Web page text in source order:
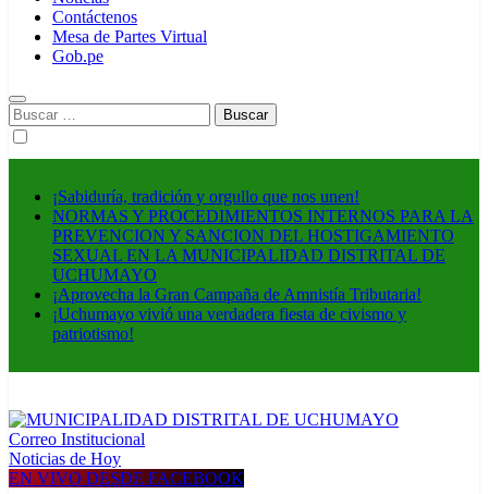
Contáctenos
Mesa de Partes Virtual
Gob.pe
Buscar:
¡Sabiduría, tradición y orgullo que nos unen!
NORMAS Y PROCEDIMIENTOS INTERNOS PARA LA
PREVENCION Y SANCION DEL HOSTIGAMIENTO
SEXUAL EN LA MUNICIPALIDAD DISTRITAL DE
UCHUMAYO
¡Aprovecha la Gran Campaña de Amnistía Tributaria!
¡Uchumayo vivió una verdadera fiesta de civismo y
patriotismo!
MUNICIPALIDAD DISTRITAL DE UCHUMAYO
Construyendo una nueva Historia
Correo Institucional
Noticias de Hoy
EN VIVO DESDE FACEBOOK